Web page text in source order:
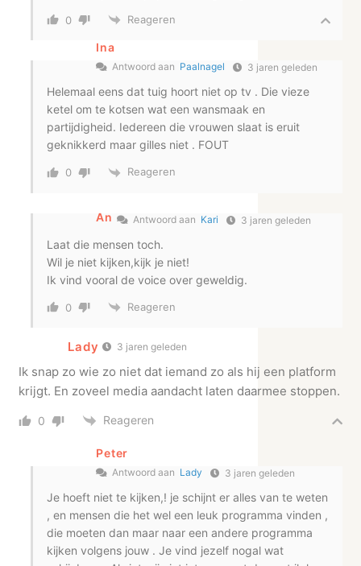
0 Reageren
Ina
Antwoord aan Paalnagel 3 jaren geleden
Helemaal eens dat tuig hoort niet op tv . Die vieze
ketel om te kotsen wat een wansmaak en
partijdigheid. Iedereen die vrouwen slaat is eruit
geknikkerd maar gilles niet . FOUT
0 Reageren
An Antwoord aan Kari 3 jaren geleden
Laat die mensen toch.
Wil je niet kijken,kijk je niet!
Ik vind vooral de voice over geweldig.
0 Reageren
Lady 3 jaren geleden
Ik snap zo wie zo niet dat iemand zo als hij een platform
krijgt. En zoveel media aandacht laten daarmee stoppen.
0 Reageren
Peter
Antwoord aan Lady 3 jaren geleden
Je hoeft niet te kijken,! je schijnt er alles van te weten
, en mensen die het wel een leuk programma vinden ,
die moeten dan maar naar een andere programma
kijken volgens jouw . Je vind jezelf nogal wat